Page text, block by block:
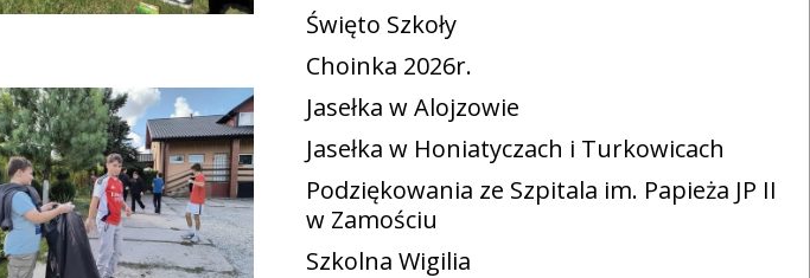
Święto Szkoły
Choinka 2026r.
Jasełka w Alojzowie
Jasełka w Honiatyczach i Turkowicach
Podziękowania ze Szpitala im. Papieża JP II
w Zamościu
Szkolna Wigilia